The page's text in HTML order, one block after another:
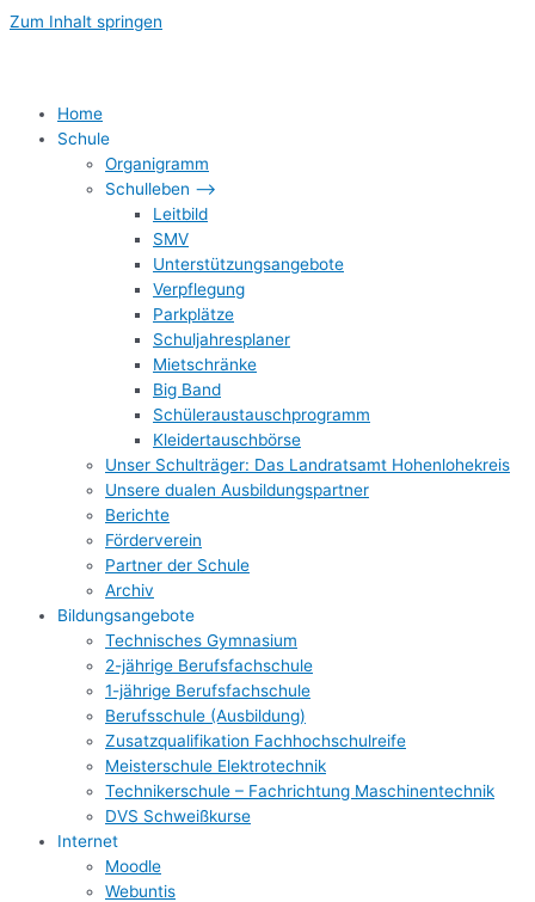
Zum Inhalt springen
Home
Schule
Organigramm
Schulleben –>
Leitbild
SMV
Unterstützungsangebote
Verpflegung
Parkplätze
Schuljahresplaner
Mietschränke
Big Band
Schüleraustauschprogramm
Kleidertauschbörse
Unser Schulträger: Das Landratsamt Hohenlohekreis
Unsere dualen Ausbildungspartner
Berichte
Förderverein
Partner der Schule
Archiv
Bildungsangebote
Technisches Gymnasium
2-jährige Berufsfachschule
1-jährige Berufsfachschule
Berufsschule (Ausbildung)
Zusatzqualifikation Fachhochschulreife
Meisterschule Elektrotechnik
Technikerschule – Fachrichtung Maschinentechnik
DVS Schweißkurse
Internet
Moodle
Webuntis